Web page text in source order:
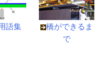
語集
橋ができるま
で